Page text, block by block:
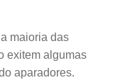
maioria das
exitem algumas
aparadores.